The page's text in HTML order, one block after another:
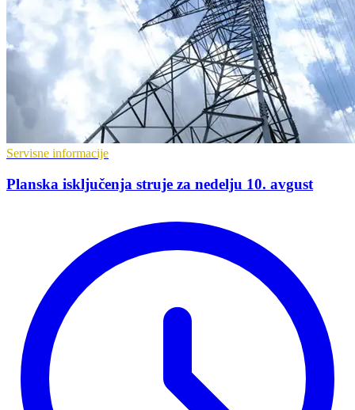
Servisne informacije
Planska isključenja struje za nedelju 10. avgust